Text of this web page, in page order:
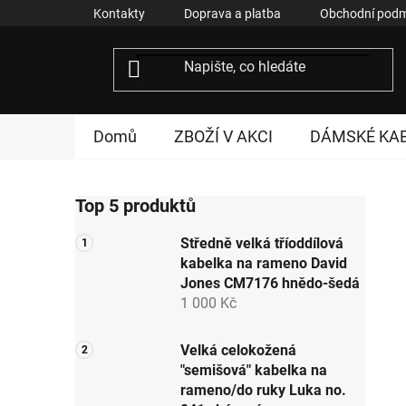
Kontakty Doprava a platba Obchodní
Domů ZBOŽÍ V AKCI DÁMSKÉ
o
s
t
n
Top 5 produktů
Středně velká tříoddílová
kabelka na rameno David
Jones CM7176 hnědo-šedá
1 000 Kč
Velká celokožená
"semišová" kabelka na
rameno/do ruky Luka no.